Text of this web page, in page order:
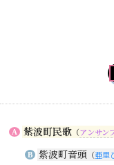
A 紫波町民歌 （アンサン
B 紫波町音頭 （亜里